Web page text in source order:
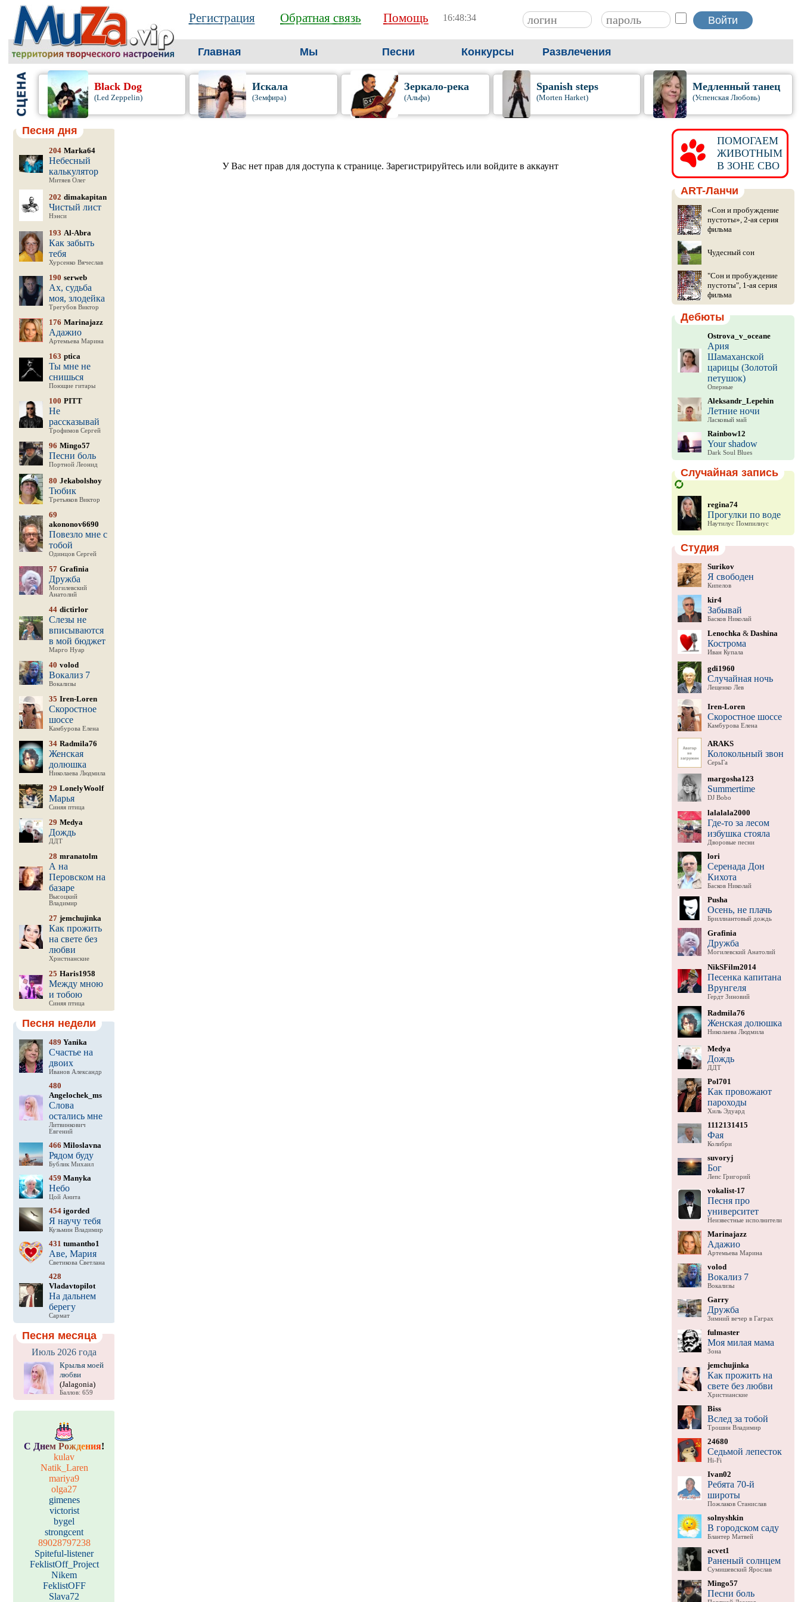
Регистрация Обратная связь Помощь 16:48:35
Главная Мы Песни Конкурсы Развлечения
Black Dog
(Led Zeppelin)
Искала
(Земфира)
Зеркало-река
(Альфа)
Spanish steps
(Morten Harket)
Медленный танец
(Успенская Любовь)
Песня дня
204 Marka64
Небесный
калькулятор
Митяев Олег
202 dimakapitan
Чистый лист
Нэнси
193 Al-Abra
Как забыть
тебя
Хурсенко Вячеслав
190 serweb
Ах, судьба
моя, злодейка
Трегубов Виктор
176 Marinajazz
Адажио
Артемьева Марина
163 ptica
Ты мне не
снишься
Поющие гитары
100 PITT
Не
рассказывай
Трофимов Сергей
96 Mingo57
Песни боль
Портной Леонид
80 Jekabolshoy
Тюбик
Третьяков Виктор
69
akononov6690
Повезло мне с
тобой
Одинцов Сергей
57 Grafinia
Дружба
Могилевский
Анатолий
44 dictirlor
Слезы не
вписываются
в мой бюджет
Марго Нуар
40 volod
Вокализ 7
Вокализы
35 Iren-Loren
Скоростное
шоссе
Камбурова Елена
34 Radmila76
Женская
долюшка
Николаева Людмила
29 LonelyWoolf
Марья
Синяя птица
29 Medya
Дождь
ДДТ
28 mranatolm
А на
Перовском на
базаре
Высоцкий
Владимир
27 jemchujinka
Как прожить
на свете без
любви
Христианские
25 Haris1958
Между мною
и тобою
Синяя птица
Песня недели
489 Yanika
Счастье на
двоих
Иванов Александр
480
Angelochek_ms
Слова
остались мне
Литвинкович
Евгений
466 Miloslavna
Рядом буду
Бублик Михаил
459 Manyka
Небо
Цой Анита
454igorded
Я научу тебя
Кузьмин Владимир
431 tumantho1
Аве, Мария
Светикова Светлана
428
Vladavtopilot
На дальнем
берегу
Сармат
Песня месяца
Июль 2026 года
Крылья моей
любви
(Jalagonia)
Баллов: 659
С Днем Рождения!
kulav
Natik_Laren
mariya9
olga27
gimenes
victorist
bygel
strongcent
89028797238
Spiteful-listener
FeklistOff_Project
Nikem
FeklistOFF
Slava72
У Вас нет прав для доступа к странице. Зарегистрируйтесь или войдите в аккаунт
ПОМОГАЕМ
ЖИВОТНЫМ
В ЗОНЕ СВО
ART-Ланчи
«Сон и пробуждение
пустоты», 2-ая серия
фильма
Чудесный сон
"Сон и пробуждение
пустоты", 1-ая серия
фильма
Дебюты
Ostrova_v_oceane
Ария
Шамаханской
царицы (Золотой
петушок)
Оперные
Aleksandr_Lepehin
Летние ночи
Ласковый май
Rainbow12
Your shadow
Dark Soul Blues
Случайная запись
regina74
Прогулки по воде
Наутилус Помпилиус
Студия
Surikov
Я свободен
Кипелов
kir4
Забывай
Басков Николай
Lenochka & Dashina
Кострома
Иван Купала
gdi1960
Случайная ночь
Лещенко Лев
Iren-Loren
Скоростное шоссе
Камбурова Елена
ARAKS
Колокольный звон
СерьГа
margosha123
Summertime
DJ Bobo
lalalala2000
Где-то за лесом
избушка стояла
Дворовые песни
lori
Серенада Дон
Кихота
Басков Николай
Pusha
Осень, не плачь
Бриллиантовый дождь
Grafinia
Дружба
Могилевский Анатолий
NikSFilm2014
Песенка капитана
Врунгеля
Гердт Зиновий
Radmila76
Женская долюшка
Николаева Людмила
Medya
Дождь
ДДТ
Pol701
Как провожают
пароходы
Хиль Эдуард
1112131415
Фая
Колибри
suvoryj
Бог
Лепс Григорий
vokalist-17
Песня про
университет
Неизвестные исполнители
Marinajazz
Адажио
Артемьева Марина
volod
Вокализ 7
Вокализы
Garry
Дружба
Зимний вечер в Гаграх
fulmaster
Моя милая мама
Зона
jemchujinka
Как прожить на
свете без любви
Христианские
Biss
Вслед за тобой
Трошин Владимир
24680
Седьмой лепесток
Hi-Fi
Ivan02
Ребята 70-й
широты
Пожлаков Станислав
solnyshkin
В городском саду
Блантер Матвей
acvet1
Раненый солнцем
Сумишевский Ярослав
Mingo57
Песни боль